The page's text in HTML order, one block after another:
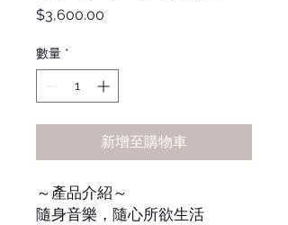
$3,600.00
數量 *
新增至購物車
～產品介紹～
隨身音樂，隨心所欲生活